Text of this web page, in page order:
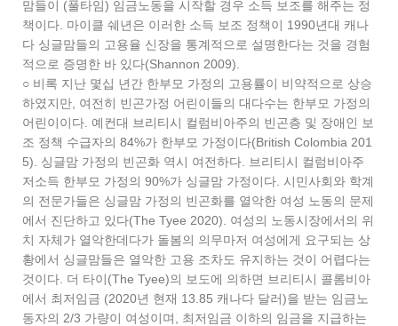
맘들이 (풀타임) 임금노동을 시작할 경우 소득 보조를 해주는 정
책이다. 마이클 쉐년은 이러한 소득 보조 정책이 1990년대 캐나
다 싱글맘들의 고용율 신장을 통계적으로 설명한다는 것을 경험
적으로 증명한 바 있다(Shannon 2009).
○ 비록 지난 몇십 년간 한부모 가정의 고용률이 비약적으로 상승
하였지만, 여전히 빈곤가정 어린이들의 대다수는 한부모 가정의
어린이이다. 예컨대 브리티시 컬럼비아주의 빈곤층 및 장애인 보
조 정책 수급자의 84%가 한부모 가정이다(British Colombia 201
5). 싱글맘 가정의 빈곤화 역시 여전하다. 브리티시 컬럼비아주
저소득 한부모 가정의 90%가 싱글맘 가정이다. 시민사회와 학계
의 전문가들은 싱글맘 가정의 빈곤화를 열악한 여성 노동의 문제
에서 진단하고 있다(The Tyee 2020). 여성의 노동시장에서의 위
치 자체가 열악한데다가 돌봄의 의무마저 여성에게 요구되는 상
황에서 싱글맘들은 열악한 고용 조차도 유지하는 것이 어렵다는
것이다. 더 타이(The Tyee)의 보도에 의하면 브리티시 콜롬비아
에서 최저임금 (2020년 현재 13.85 캐나다 달러)을 받는 임금노
동자의 2/3 가량이 여성이며, 최저임금 이하의 임금을 지급하는